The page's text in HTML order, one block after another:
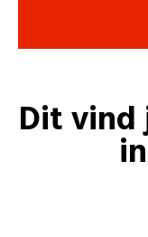
Dit vind